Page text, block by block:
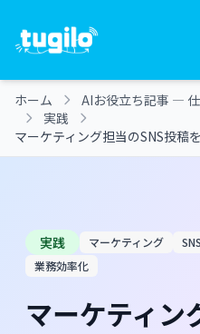
ホーム
AIお役立ち記事 ―
実践
マーケティング担当のSNS投稿
実践 マーケティング
業務効率化
マーケティン